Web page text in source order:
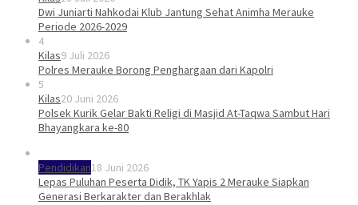
Dwi Juniarti Nahkodai Klub Jantung Sehat Animha Merauke
Periode 2026-2029
4
Kilas9 Juli 2026
Polres Merauke Borong Penghargaan dari Kapolri
5
Kilas20 Juni 2026
Polsek Kurik Gelar Bakti Religi di Masjid At-Taqwa Sambut Hari
Bhayangkara ke-80
Pendidikan18 Juni 2026
Lepas Puluhan Peserta Didik, TK Yapis 2 Merauke Siapkan
Generasi Berkarakter dan Berakhlak